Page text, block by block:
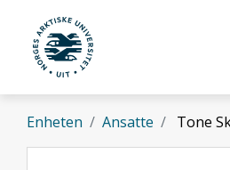
Gå til hovedinnhold
UiT Norges arktiske
Enheten Ansatte Tone